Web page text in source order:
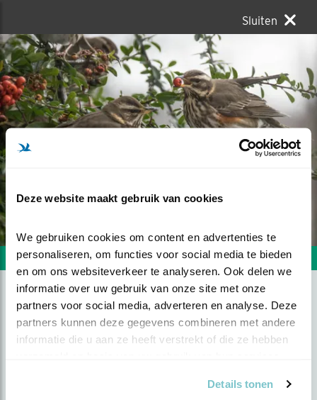
Deze website maakt gebruik van cookies
We gebruiken cookies om content en advertenties te
personaliseren, om functies voor social media te bieden
en om ons websiteverkeer te analyseren. Ook delen we
informatie over uw gebruik van onze site met onze
partners voor social media, adverteren en analyse. Deze
partners kunnen deze gegevens combineren met andere
informatie die u aan ze heeft verstrekt of die ze hebben
Details tonen
Sluiten
Volgende foto Vorige foto
FOERAGEREN
Groep doortrekkende koperwieken doet zich op